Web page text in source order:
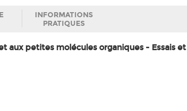
INFORMATIONS
PRATIQUES
aux petites molécules organiques - Essais et